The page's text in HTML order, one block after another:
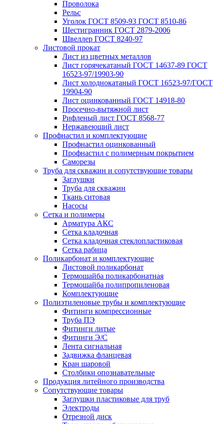
Проволока
Рельс
Уголок ГОСТ 8509-93 ГОСТ 8510-86
Шестигранник ГОСТ 2879-2006
Швеллер ГОСТ 8240-97
Листовой прокат
Лист из цветных металлов
Лист горячекатаный ГОСТ 14637-89 ГОСТ
16523-97/19903-90
Лист холоднокатаный ГОСТ 16523-97/ГОСТ
19904-90
Лист оцинкованный ГОСТ 14918-80
Просечно-вытяжной лист
Рифленый лист ГОСТ 8568-77
Нержавеющий лист
Профнастил и комплектующие
Профнастил оцинкованный
Профнастил с полимерным покрытием
Саморезы
Труба для скважин и сопутствующие товары
Заглушки
Труба для скважин
Ткань ситовая
Насосы
Сетка и полимеры
Арматура АКС
Сетка кладочная
Сетка кладочная стеклопластиковая
Сетка рабица
Поликарбонат и комплектующие
Листовой поликарбонат
Термошайба поликарбонатная
Термошайба полипропиленовая
Комплектующие
Полиэтиленовые трубы и комплектующие
Фитинги компрессионные
Труба ПЭ
Фитинги литые
Фитинги Э/С
Лента сигнальная
Задвижка фланцевая
Кран шаровой
Столбики опознавательные
Продукция литейного производства
Сопутствующие товары
Заглушки пластиковые для труб
Электроды
Отрезной диск